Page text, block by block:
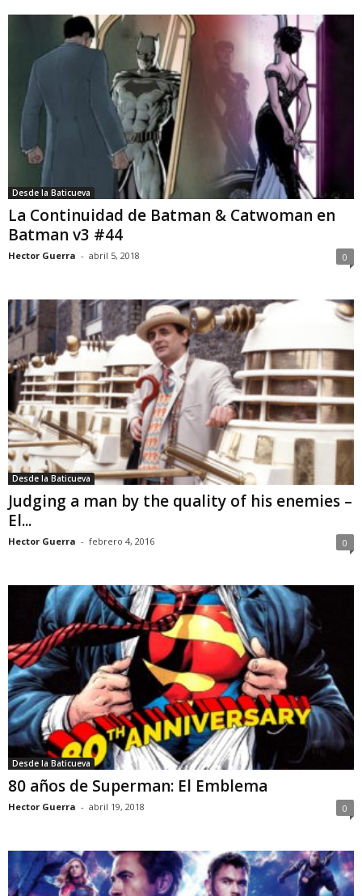
Desde la Baticueva
La Continuidad de Batman & Catwoman en
Batman v3 #44
Hector Guerra - abril 5, 2018 0
Desde la Baticueva
Judging a man by the quality of his enemies –
El...
Hector Guerra - febrero 4, 2016 0
Desde la Baticueva
80 años de Superman: El Emblema
Hector Guerra - abril 19, 2018 0